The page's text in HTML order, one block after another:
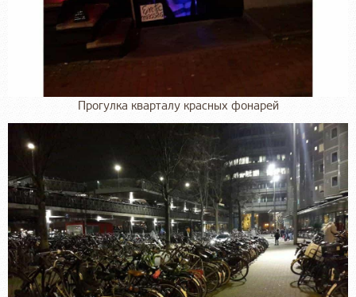
Прогулка кварталу красных фонарей